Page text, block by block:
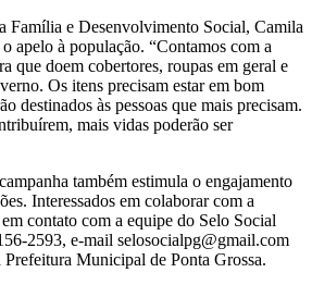
Família e Desenvolvimento Social, Camila
apelo à população. “Contamos com a
que doem cobertores, roupas em geral e
Os itens precisam estar em bom
destinados às pessoas que mais precisam.
mais vidas poderão ser
também estimula o engajamento
Interessados em colaborar com a
contato com a equipe do Selo Social
2593, e-mail selosocialpg@gmail.com
Prefeitura Municipal de Ponta Grossa.